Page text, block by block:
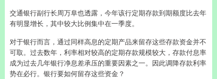
交通银行副行长周万阜也透露，今年该行定期存款到期额度比去年
有明显增长，其中较大比例集中在一季度。
对于银行而言，通过同样高息的定期产品来留存这些存款资金并不
可取。过去数年，利率相对较高的定期存款规模较大，存款付息率
成为过去几年银行净息差承压的重要因素之一。因此调降存款利率
势在必行。银行要如何留存这些资金？